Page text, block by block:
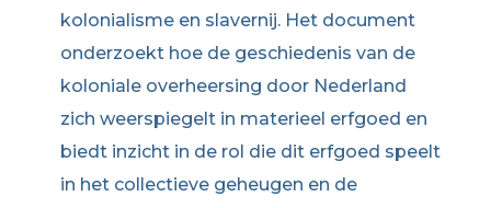
kolonialisme en slavernij. Het document
onderzoekt hoe de geschiedenis van de
koloniale overheersing door Nederland
zich weerspiegelt in materieel erfgoed en
biedt inzicht in de rol die dit erfgoed speelt
in het collectieve geheugen en de